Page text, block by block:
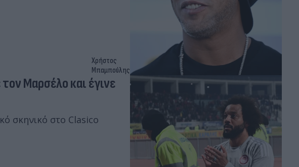
Χρήστος
Μπαμπούλης
Μαρσέλο και έγινε
σκηνικό στο Clasico